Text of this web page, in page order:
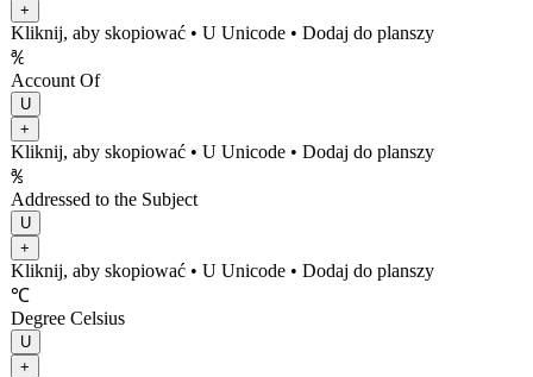
+
Kliknij, aby skopiować • U Unicode • Dodaj do planszy
℀
Account Of
U
+
Kliknij, aby skopiować • U Unicode • Dodaj do planszy
℁
Addressed to the Subject
U
+
Kliknij, aby skopiować • U Unicode • Dodaj do planszy
℃
Degree Celsius
U
+